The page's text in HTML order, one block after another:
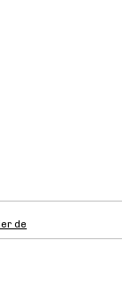
de